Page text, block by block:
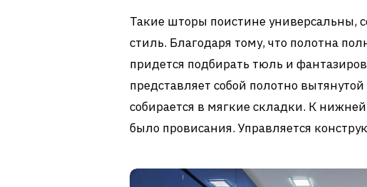
Такие шторы поистине универсальны,
стиль. Благодаря тому, что полотна
придется подбирать тюль и
представляет собой полотно
собирается в мягкие складки. К
было провисания. Управляется